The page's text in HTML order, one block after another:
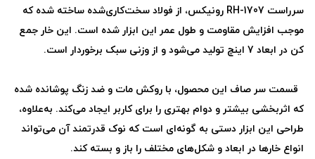
سرراست RH-1707 رونیکس، از فولاد سخت‌کاری‌شده ساخته شده که
موجب افزایش مقاومت و طول عمر این ابزار شده است. این خار جمع
کن در ابعاد 7 اینچ تولید می‌شود و از وزنی سبک برخوردار است.
قسمت سر صاف این محصول، با روکش مات و ضد زنگ پوشانده شده
که اثربخشی بیشتر و دوام بهتری را برای کاربر ایجاد می‌کند. به‌علاوه،
طراحی این ابزار دستی به گونه‌ای است که نوک قدرتمند آن می‌تواند
انواع خارها در ابعاد و شکل‌های مختلف را باز و بسته کند.